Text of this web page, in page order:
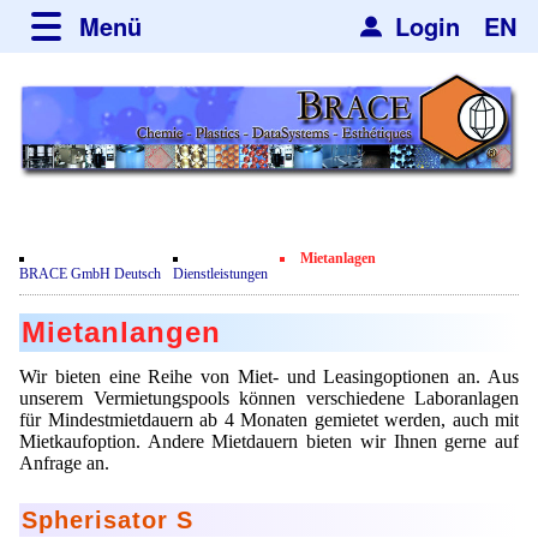
Login EN
Menü
über BRACE
Leistungen
Newsticker
Film
Kundenrezensionen
Zertifikate
Datenschutzerklärung
Kontakt
Neues
Newsletter
Mikrokugelanlagen
Heizkammern
Trockner
Sortieranlagen
Gebrauchte Maschinen - Angebote
Angebotsanfrage
Spherisator Serie
Spherisator M2
Pilotanlagen
Produktionsanlagen
Dienstleistungen
Mikrokugeln und Verfahren
Mikrokapseln
Mikroverkapselung
Anwendungen
Aromakapseln
Emulgatoren
Informationsmaterial
Hf and ZrHf mixed Microspheres
Jobbörse
BRACE GmbH Deutsch Dienstleistungen
Mietanlagen
Mietanlangen
Wir bieten eine Reihe von Miet- und Leasingoptionen an. Aus
unserem Vermietungspools können verschiedene Laboranlagen
für Mindestmietdauern ab 4 Monaten gemietet werden, auch mit
Mietkaufoption. Andere Mietdauern bieten wir Ihnen gerne auf
Anfrage an.
Spherisator S